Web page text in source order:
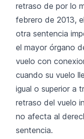
retraso de por lo
febrero de 2013,
otra sentencia
el mayor órgano
vuelo con
cuando su vuelo
igual o superior a
retraso del vuelo
no afecta al
sentencia.